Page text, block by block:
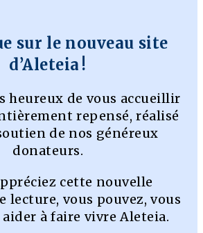
sur le nouveau site
d’Aleteia !
heureux de vous accueillir
repensé, réalisé
de nos généreux
donateurs.
cette nouvelle
lecture, vous pouvez, vous
aider à faire vivre Aleteia.